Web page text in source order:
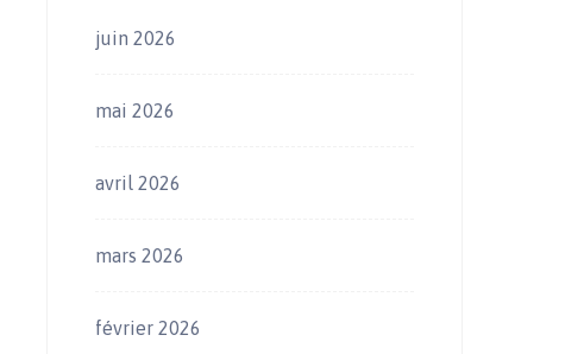
juin 2026
mai 2026
avril 2026
mars 2026
février 2026